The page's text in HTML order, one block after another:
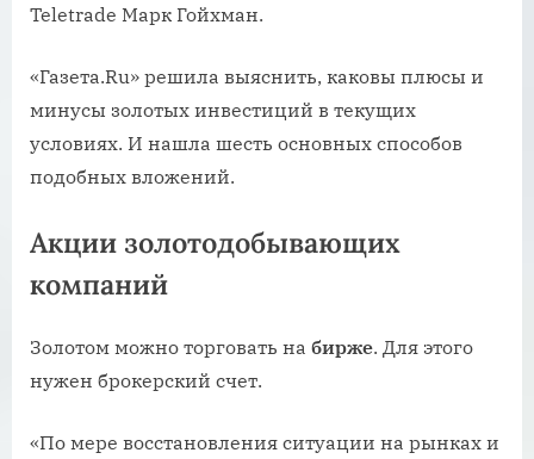
Teletrade Марк Гойхман.
«Газета.Ru» решила выяснить, каковы плюсы и
минусы золотых инвестиций в текущих
условиях. И нашла шесть основных способов
подобных вложений.
Акции золотодобывающих
компаний
Золотом можно торговать на бирже. Для этого
нужен брокерский счет.
«По мере восстановления ситуации на рынках и